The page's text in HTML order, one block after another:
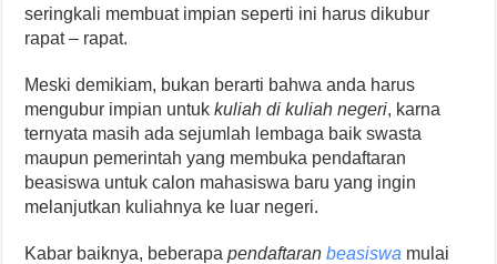
seringkali membuat impian seperti ini harus dikubur
rapat – rapat.
Meski demikiam, bukan berarti bahwa anda harus
mengubur impian untukkuliah di kuliah negeri, karna
ternyata masih ada sejumlah lembaga baik swasta
maupun pemerintah yang membuka pendaftaran
beasiswa untuk calon mahasiswa baru yang ingin
melanjutkan kuliahnya ke luar negeri.
Kabar baiknya, beberapapendaftaranbeasiswa mulai